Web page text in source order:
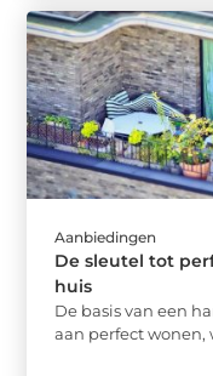
Aanbiedingen
De sleutel tot
huis
De basis van een
aan perfect wonen,